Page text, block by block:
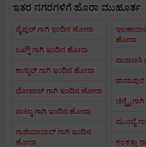
ಇತರ ನಗರಗಳಿಗೆ ಹೊರಾ ಮುಹೂರ್ತ
ಜೈಪುರ್ ಗಾಗಿ ಇಂದಿನ ಹೋರಾ
ಲಖ್ನೌ ಗಾಗಿ ಇಂದಿನ ಹೋರಾ
ಕಾನ್ಪುರ್ ಗಾಗಿ ಇಂದಿನ ಹೋರಾ
ಭೋಪಾಲ್ ಗಾಗಿ ಇಂದಿನ ಹೋರಾ
ಪಾಟ್ನಾ ಗಾಗಿ ಇಂದಿನ ಹೋರಾ
ಗಾಜಿಯಾಬಾದ್ ಗಾಗಿ ಇಂದಿನ
ಹೋರಾ
ಹೋರಾ
ವಾರಾಣಸಿ
ರಾಯಪುರ
ಚೆನ್ನೈ
ಮುಂಬೈ
ಕಲಕತ್ತಾ